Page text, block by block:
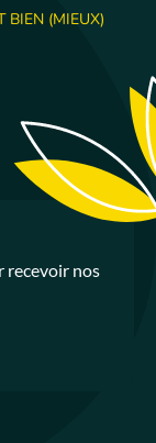
BIEN (MIEUX)
recevoir nos